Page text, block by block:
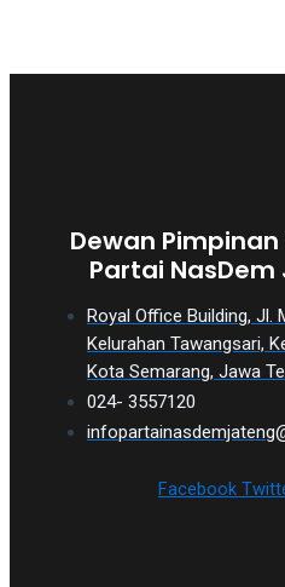
Dewan
Partai
Royal Office Building, Jl.
Kelurahan Tawangsari,
Kota Semarang, Jawa
024- 3557120
Facebook